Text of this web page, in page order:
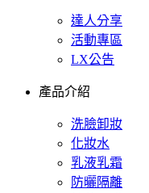
達人分享
活動專區
LX公告
產品介紹
洗臉卸妝
化妝水
乳液乳霜
防曬隔離